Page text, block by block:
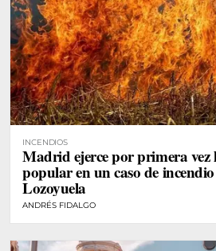
INCENDIOS
Madrid ejerce por primera vez
popular en un caso de
Lozoyuela
ANDRÉS FIDALGO